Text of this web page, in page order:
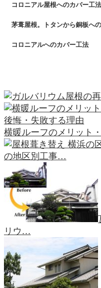
コロニアル屋根へのカバー工
茅葺屋根。トタンから銅板へ
コロニアルへのカバー工法
横暖ルーフのメリット
の地区別工事…
リウ…